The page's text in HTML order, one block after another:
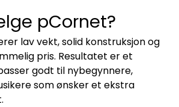
pCornet?
lav vekt, solid konstruksjon og
pris. Resultatet er et
godt til nybegynnere,
som ønsker et ekstra